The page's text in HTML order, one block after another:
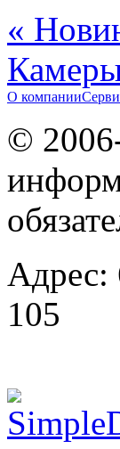
«
О компании
©
Адрес:
105